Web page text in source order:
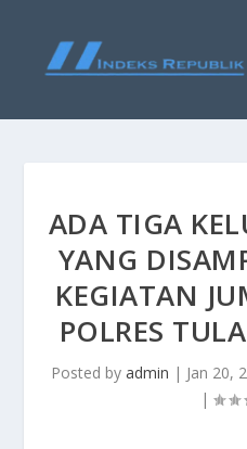
ADA TIGA
YANG
KEGIATAN
POLRES
Posted by admin | Jan 20,
|